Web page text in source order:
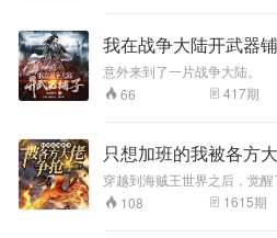
我在战争大陆开武器
意外来到了一片战争大陆。
人族，修仙者，为了生存，为
战争，而我，陈风就是游走于
万魔族金币？妙啊 什么！
好哇，不过对面给了五
么，你给五百万！ ……
快快……
66 417期
只想加班的我被各方
爆笑
穿越到海贼王世界之后，觉醒
纳表示我天天都想加班。 洛
纳才是最兢兢业业的那个啊
108 1615期